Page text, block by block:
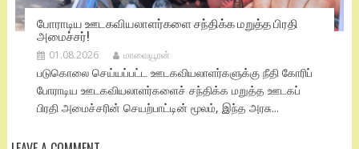
போராடிய ஊடகவியலாளர்களை சந்திக்க மறுத்த பிரதி
அமைச்சர்!
01.08.2026 மாவையூரன்
படுகொலை செய்யப்பட்ட ஊடகவியலாளர்களுக்கு நீதி கோரிப்
போராடிய ஊடகவியலாளர்களைச் சந்திக்க மறுத்த ஊடகப்
பிரதி அமைச்சரின் செயற்பாட்டின் மூலம், இந்த அரசு...